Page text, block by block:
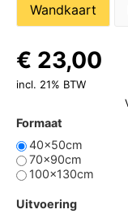
Wandkaart
Formaat
40x50cm
70x90cm
100x130cm
Uitvoering
€ 23,00
incl. 21% BTW